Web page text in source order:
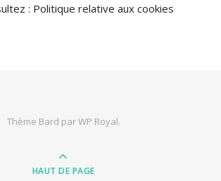
: Politique relative aux cookies
Thème Bard parWP Royal.
HAUT DE PAGE